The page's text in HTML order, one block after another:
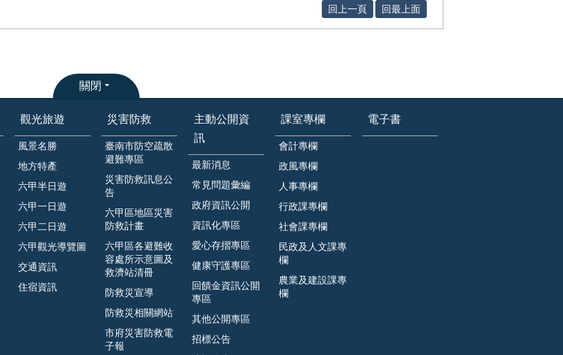
回上一頁 回最上面
關閉
觀光旅遊
風景名勝
地方特產
六甲半日遊
六甲一日遊
六甲二日遊
六甲觀光導覽圖
交通資訊
住宿資訊
災害防救
臺南市防空疏散
避難專區
災害防救訊息公
告
六甲區地區災害
防救計畫
六甲區各避難收
容處所示意圖及
救濟站清冊
防救災宣導
防救災相關網站
市府災害防救電
子報
主動公開資
訊
最新消息
常見問題彙編
政府資訊公開
資訊化專區
愛心存摺專區
健康守護專區
回饋金資訊公開
專區
其他公開專區
招標公告
課室專欄
會計專欄
政風專欄
人事專欄
行政課專欄
社會課專欄
民政及人文課專
欄
農業及建設課專
欄
電子書